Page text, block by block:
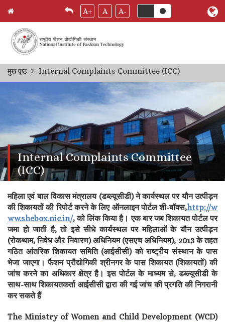
Skip
A+ A A-
Breadcrumb
मुख पृष्ठ Internal Complaints Committee (ICC)
Internal Complaints Committee
(ICC)
महिला एवं बाल विकास मंत्रालय (डब्ल्यूसीडी) ने कार्यस्थल पर यौन उत्पीड़न
की शिकायतों की रिपोर्ट करने के लिए ऑनलाइन पोर्टल शी-बॉक्स,http://w
ww.shebox.nic.in/, को लिंक किया है। एक बार जब शिकायत पोर्टल पर
जमा हो जाती है, तो इसे सीधे कार्यस्थल पर महिलाओं के यौन उत्पीड़न
(रोकथाम, निषेध और निवारण) अधिनियम (एसएच अधिनियम), 2013 के तहत
गठित आंतरिक शिकायत समिति (आईसीसी) को राष्ट्रीय संस्थान के पास
भेजा जाएगा। फैशन प्रौद्योगिकी श्रीनगर के पास शिकायत (शिकायतों) की
जांच करने का अधिकार क्षेत्र है। इस पोर्टल के माध्यम से, डब्ल्यूसीडी के
साथ-साथ शिकायतकर्ता आईसीसी द्वारा की गई जांच की प्रगति की निगरानी
कर सकते हैं
The Ministry of Women and Child Development (WCD)